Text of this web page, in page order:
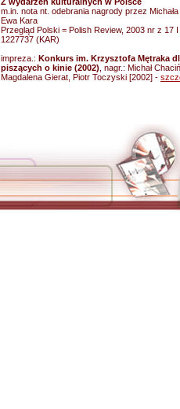
m.in. nota nt. odebrania nagrody przez
Ewa Kara
Przegląd Polski = Polish Review, 2003 nr z 17
1227737 (KAR)
impreza.: Konkurs im. Krzysztofa Mętraka
piszących o kinie (2002) , nagr.: Michał
Magdalena Gierat, Piotr Toczyski [2002] -